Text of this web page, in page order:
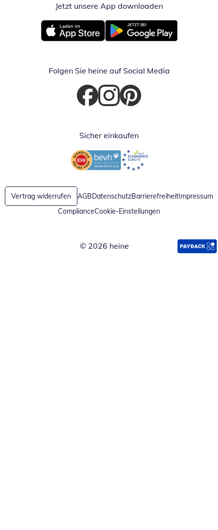
Jetzt unsere App downloadenÖffnet in
Öffnet in neuem FensterÖffnet in neuem Fenster
Folgen Sie heine auf Social Media
Öffnet in neuem Fenster
Öffnet in neuem Fenster
Öffnet in neuem Fenster
Sicher einkaufen
Öffnet in neuem FensterÖffnet in neuem Fenster
Vertrag widerrufen AGBDatenschutzBarrierefreiheitImpressum
ComplianceCookie-Einstellungen
© 2026 heine